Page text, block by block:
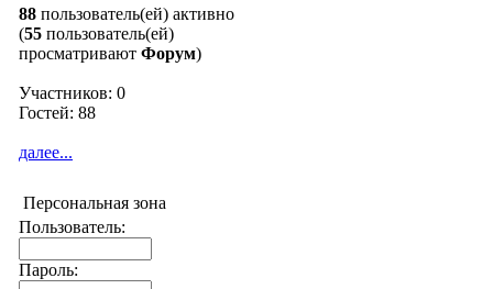
88 пользователь(ей) активно
(55 пользователь(ей)
просматривают Форум)
Участников: 0
Гостей: 88
далее...
Персональная зона
Пользователь:
Пароль: